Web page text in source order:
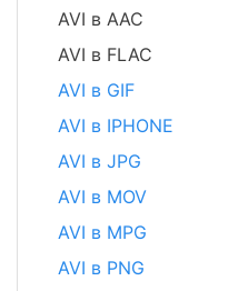
AVI в AAC
AVI в FLAC
AVI в GIF
AVI в IPHONE
AVI в JPG
AVI в MOV
AVI в MPG
AVI в PNG